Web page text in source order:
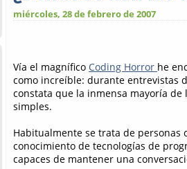
miércoles, 28 de febrero de 2007
Vía el magnífico Coding Horror he
como increíble: durante entrevistas
constata que la inmensa mayoría
simples.
Habitualmente se trata de personas
conocimiento de tecnologías de
capaces de mantener una